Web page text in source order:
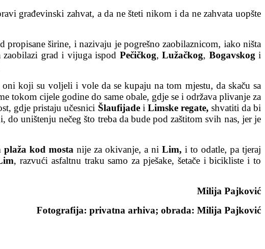
građevinski zahvat, a da ne šteti nikom i da ne zahvata uopšte
propisane širine, i nazivaju je pogrešno zaobilaznicom, iako ništa
grad i vijuga ispod Pečičkog,Lužačkog, Bogavskog i
koji su voljeli i vole da se kupaju na tom mjestu, da skaču sa
tokom cijele godine do same obale, gdje se i održava plivanje za
gdje pristaju učesnici Šlaufijadei Limske regate, shvatiti da bi
uništenju nečeg što treba da bude pod zaštitom svih nas, jer je
plaža kod mosta nije za okivanje, a niLim,i to odatle, pa tjeraj
, razvući asfaltnu traku samo za pješake, šetače i bicikliste i to
Milija Pajković
Fotografija: privatna arhiva; obrada: Milija Pajković